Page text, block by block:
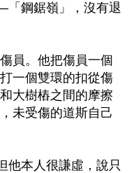
鋼鋸嶺」，沒有退
員。他把傷員一個
一個雙環的扣從傷
大樹樁之間的摩擦
未受傷的道斯自己
他本人很謙虛，說只